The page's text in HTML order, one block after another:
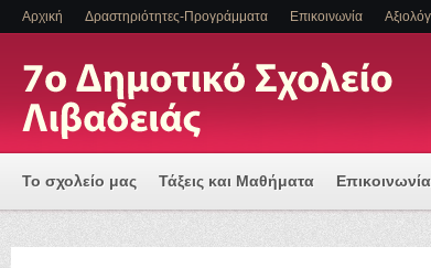
Αρχική Δραστηριότητες-Προγράμματα Επικοινωνία
Το σχολείο μας Τάξεις και Μαθήματα Επικοινωνία
Πρόγραμμα Εισαγωγής Η/Υ για μια Ψηφιακά